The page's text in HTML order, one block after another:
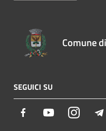
Comune
SEGUICI SU
Facebook Youtube